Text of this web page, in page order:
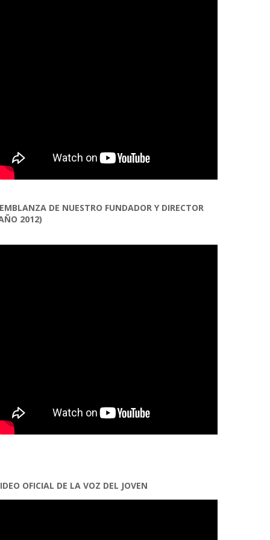
DE NUESTRO FUNDADOR Y DIRECTOR
2012)
OFICIAL DE LA VOZ DEL JOVEN